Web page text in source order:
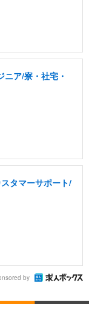
ア/寮・社宅・
タマーサポート/
by